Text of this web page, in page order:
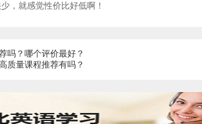
，就感觉性价比好低啊！
吗？哪个评价最好？
质量课程推荐有吗？